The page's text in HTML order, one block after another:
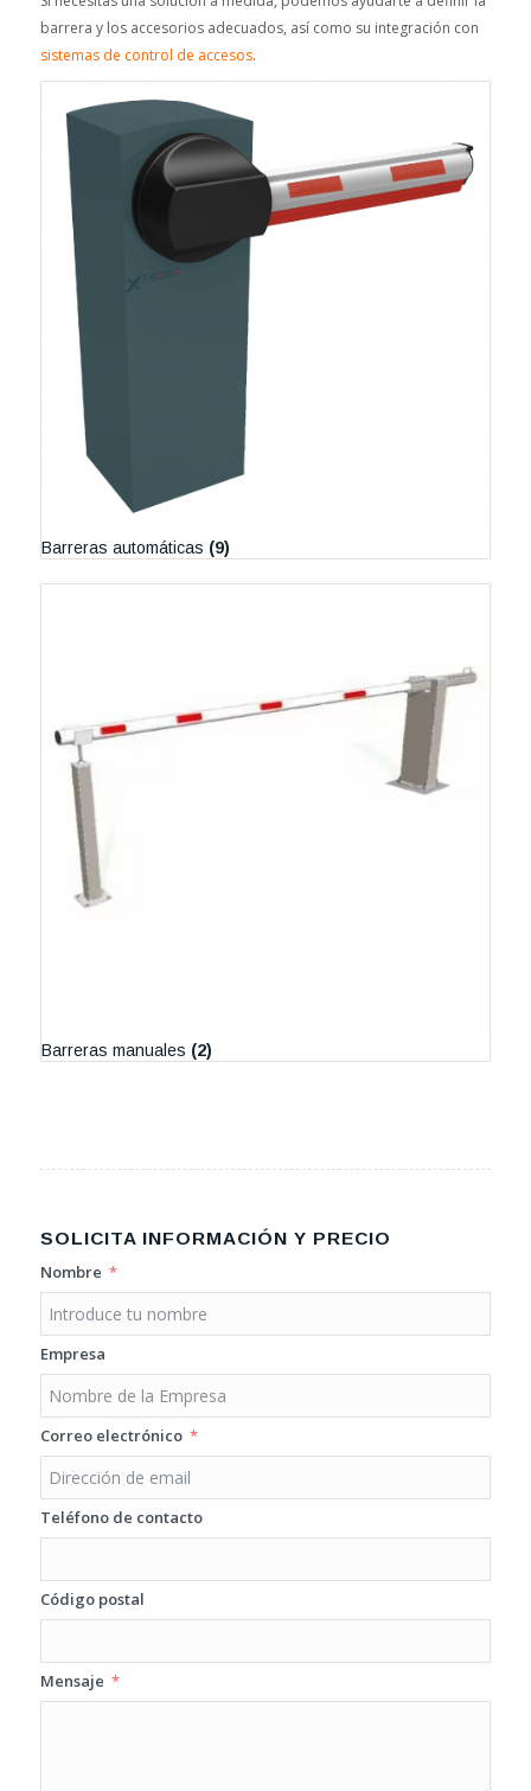
barrera y los accesorios adecuados, así como su integración con
sistemas de control de accesos.
Barreras automáticas (9)
Barreras manuales (2)
SOLICITA INFORMACIÓN Y PRECIO
Nombre
Empresa
Correo electrónico
Teléfono de contacto
Código postal
Mensaje